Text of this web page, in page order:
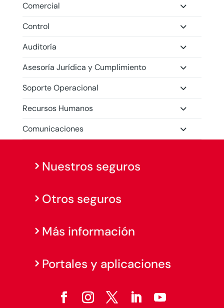
Comercial
Control
Auditoría
Asesoría Jurídica y Cumplimiento
Soporte Operacional
Recursos Humanos
Comunicaciones
Nuestros seguros
Otros seguros
Más información
Portales y aplicaciones